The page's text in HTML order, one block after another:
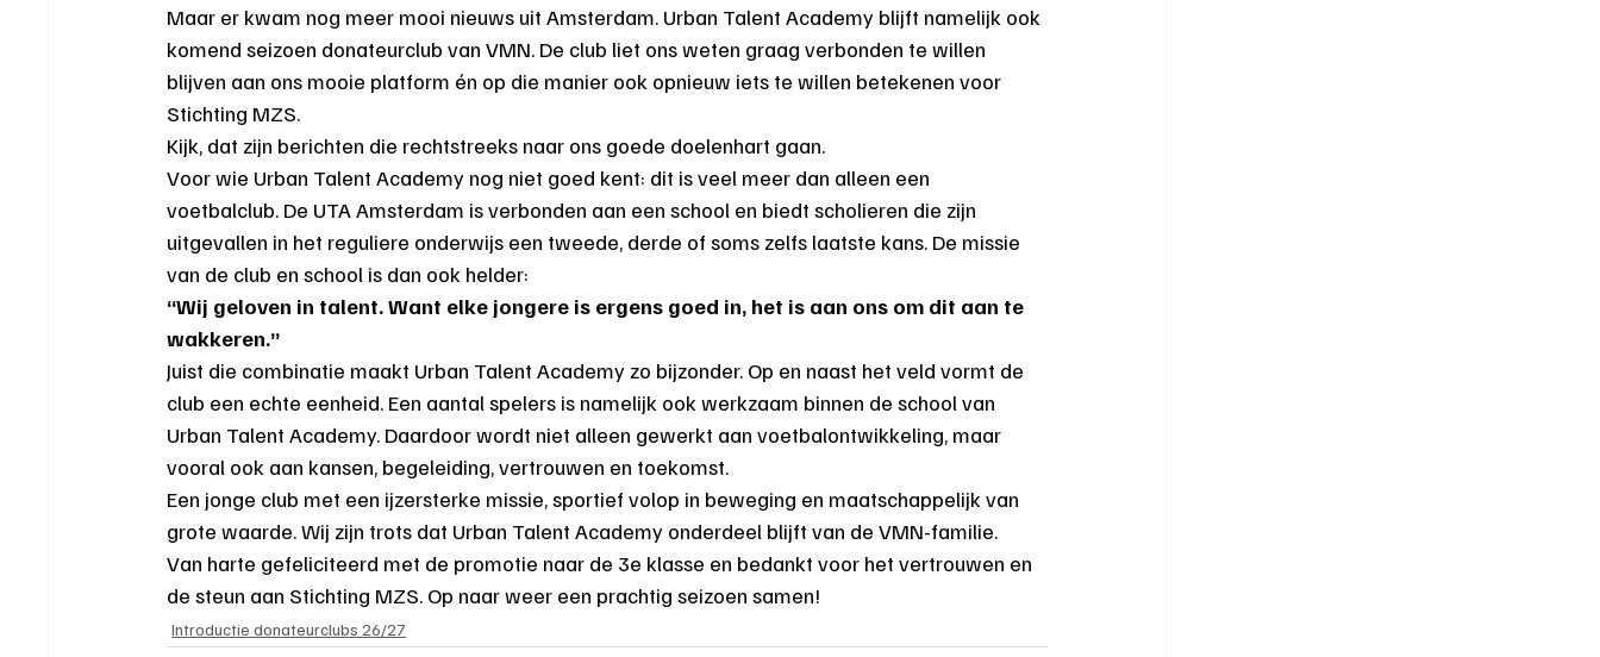
Maar er kwam nog meer mooi nieuws uit Amsterdam. Urban Talent Academy blijft namelijk ook
komend seizoen donateurclub van VMN. De club liet ons weten graag verbonden te willen
blijven aan ons mooie platform én op die manier ook opnieuw iets te willen betekenen voor
Stichting MZS.
Kijk, dat zijn berichten die rechtstreeks naar ons goede doelenhart gaan.
Voor wie Urban Talent Academy nog niet goed kent: dit is veel meer dan alleen een
voetbalclub. De UTA Amsterdam is verbonden aan een school en biedt scholieren die zijn
uitgevallen in het reguliere onderwijs een tweede, derde of soms zelfs laatste kans. De missie
van de club en school is dan ook helder:
“Wij geloven in talent. Want elke jongere is ergens goed in, het is aan ons om dit aan te
wakkeren.”
Juist die combinatie maakt Urban Talent Academy zo bijzonder. Op en naast het veld vormt de
club een echte eenheid. Een aantal spelers is namelijk ook werkzaam binnen de school van
Urban Talent Academy. Daardoor wordt niet alleen gewerkt aan voetbalontwikkeling, maar
vooral ook aan kansen, begeleiding, vertrouwen en toekomst.
Een jonge club met een ijzersterke missie, sportief volop in beweging en maatschappelijk van
grote waarde. Wij zijn trots dat Urban Talent Academy onderdeel blijft van de VMN-familie.
Van harte gefeliciteerd met de promotie naar de 3e klasse en bedankt voor het vertrouwen en
de steun aan Stichting MZS. Op naar weer een prachtig seizoen samen!
Introductie donateurclubs 26/27